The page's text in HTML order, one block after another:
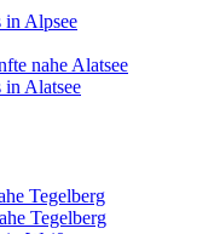
in Alpsee
nahe Alatsee
in Alatsee
Tegelberg
Tegelberg